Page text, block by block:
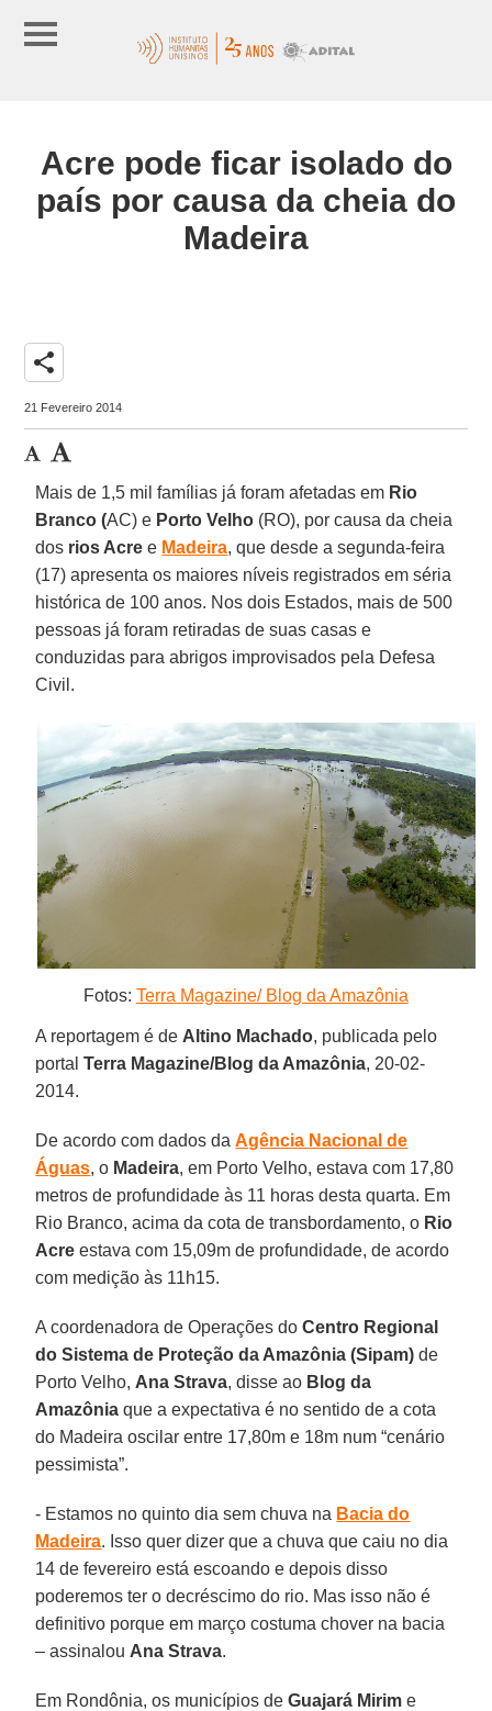
Acre pode ficar isolado do
país por causa da cheia do
Madeira
share
21 Fevereiro 2014
Mais de 1,5 mil famílias já foram afetadas em Rio
Branco (AC) e Porto Velho (RO), por causa da cheia
dos rios Acre e Madeira, que desde a segunda-feira
(17) apresenta os maiores níveis registrados em séria
histórica de 100 anos. Nos dois Estados, mais de 500
pessoas já foram retiradas de suas casas e
conduzidas para abrigos improvisados pela Defesa
Civil.
Fotos: Terra Magazine/ Blog da Amazônia
A reportagem é de Altino Machado, publicada pelo
portalTerra Magazine/Blog da Amazônia, 20-02-
2014.
De acordo com dados daAgência Nacional de
Águas, o Madeira, em Porto Velho, estava com 17,80
metros de profundidade às 11 horas desta quarta. Em
Rio Branco, acima da cota de transbordamento, o Rio
Acre estava com 15,09m de profundidade, de acordo
com medição às 11h15.
A coordenadora de Operações do Centro Regional
do Sistema de Proteção da Amazônia (Sipam) de
Porto Velho, Ana Strava, disse ao Blog da
Amazônia que a expectativa é no sentido de a cota
do Madeira oscilar entre 17,80m e 18m num “cenário
pessimista”.
- Estamos no quinto dia sem chuva na Bacia do
Madeira. Isso quer dizer que a chuva que caiu no dia
14 de fevereiro está escoando e depois disso
poderemos ter o decréscimo do rio. Mas isso não é
definitivo porque em março costuma chover na bacia
– assinalou Ana Strava.
Em Rondônia, os municípios deGuajará Mirim e